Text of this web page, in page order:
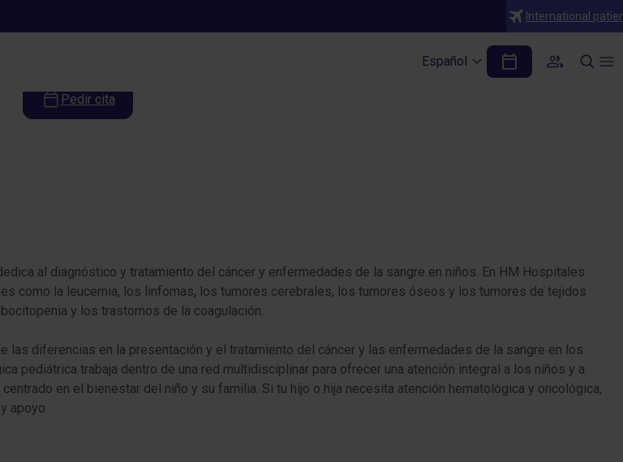
International
Español
y Oncología Pediátrica
Pedir cita
al diagnóstico y tratamiento del cáncer y enfermedades de la sangre en niños. En HM Hospitales
como la leucemia, los linfomas, los tumores cerebrales, los tumores óseos y los tumores de tejidos
y los trastornos de la coagulación.
diferencias en la presentación y el tratamiento del cáncer y las enfermedades de la sangre en los
pediátrica trabaja dentro de una red multidisciplinar para ofrecer una atención integral a los niños y a
en el bienestar del niño y su familia. Si tu hijo o hija necesita atención hematológica y oncológica,
apoyo.